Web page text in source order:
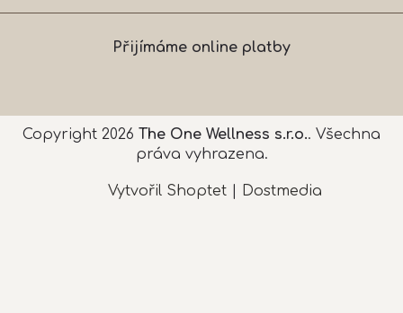
Přijímáme online platby
Vytvořil Shoptet Dostmedia
Copyright 2026 The One Wellness s.r.o.. Všechna
práva vyhrazena.